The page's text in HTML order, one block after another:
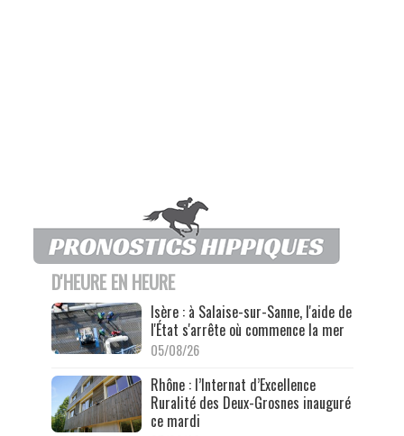
D'HEURE EN HEURE
Isère : à Salaise-sur-Sanne, l'aide de
l'État s'arrête où commence la mer
05/08/26
Rhône : l’Internat d’Excellence
Ruralité des Deux-Grosnes inauguré
ce mardi